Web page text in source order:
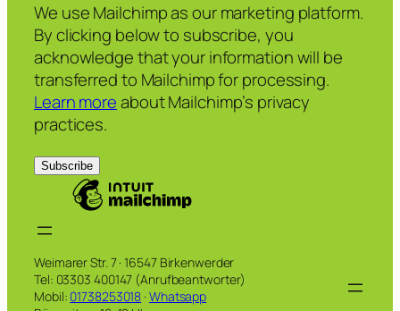
We use Mailchimp as our marketing platform.
By clicking below to subscribe, you
acknowledge that your information will be
transferred to Mailchimp for processing.
Learn moreabout Mailchimp’s privacy
practices.
Weimarer Str. 7 · 16547 Birkenwerder
Tel: 03303 400147 (Anrufbeantworter)
Mobil: 01738253018 · Whatsapp